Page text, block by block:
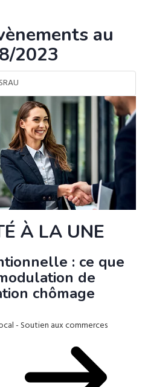
au
2023
À LA UNE
: ce que
de
chômage
- Soutien aux commerces